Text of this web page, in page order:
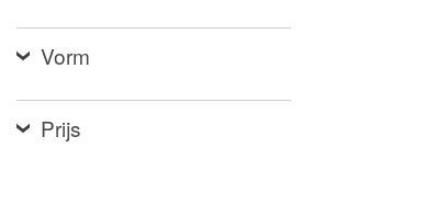
Vorm
Prijs